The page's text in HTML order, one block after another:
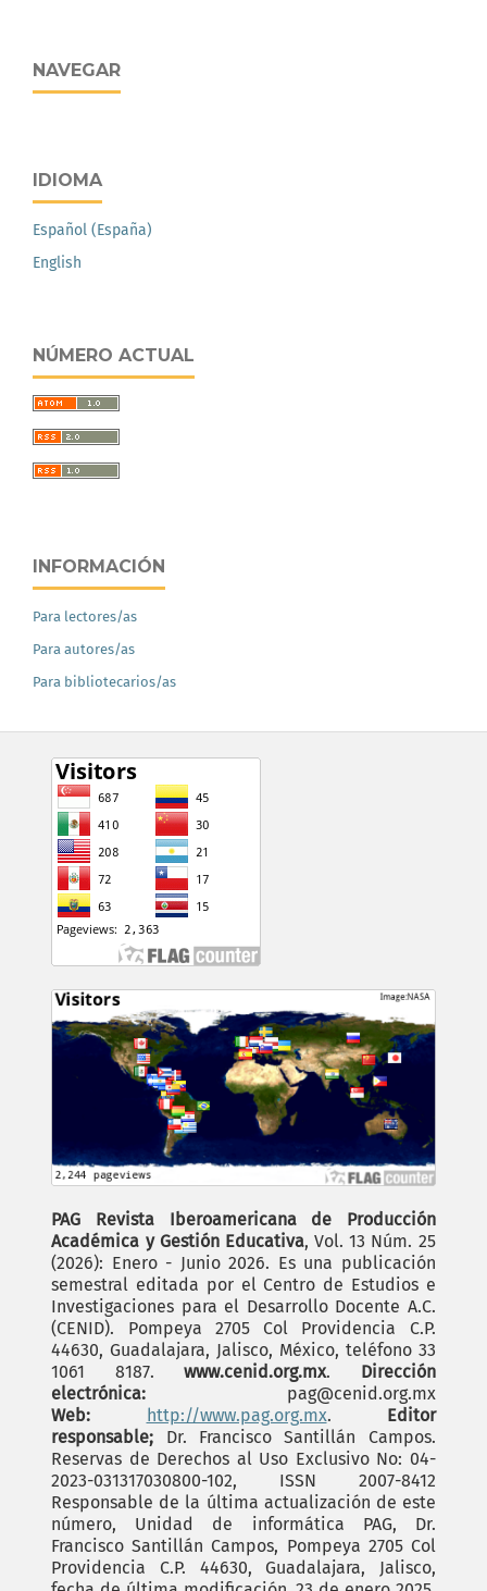
NAVEGAR
IDIOMA
Español (España)
English
NÚMERO ACTUAL
INFORMACIÓN
Para lectores/as
Para autores/as
Para bibliotecarios/as
PAG Revista Iberoamericana de Producción
Académica y Gestión Educativa, Vol. 13 Núm. 25
(2026): Enero - Junio 2026. Es una publicación
semestral editada por el Centro de Estudios e
Investigaciones para el Desarrollo Docente A.C.
(CENID). Pompeya 2705 Col Providencia C.P.
44630, Guadalajara, Jalisco, México, teléfono 33
1061 8187.www.cenid.org.mx. Dirección
electrónica: pag@cenid.org.mx
Web:
http://www.pag.org.mx.
Editor
responsable; Dr. Francisco Santillán Campos.
Reservas de Derechos al Uso Exclusivo No: 04-
2023-031317030800-102, ISSN 2007-8412
Responsable de la última actualización de este
número, Unidad de informática PAG, Dr.
Francisco Santillán Campos, Pompeya 2705 Col
Providencia C.P. 44630, Guadalajara, Jalisco,